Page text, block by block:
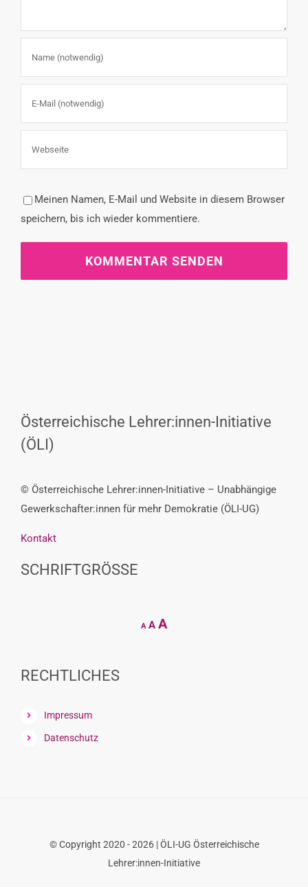
Meinen Namen, E-Mail und Website in diesem Browser
speichern, bis ich wieder kommentiere.
Österreichische Lehrer:innen-Initiative
(ÖLI)
© Österreichische Lehrer:innen-Initiative – Unabhängige
Gewerkschafter:innen für mehr Demokratie (ÖLI-UG)
Kontakt
SCHRIFTGRÖSSE
Decrease
AReset
AIncrease
RECHTLICHES
Impressum
Datenschutz
© Copyright 2020 - 2026 | ÖLI-UG Österreichische
Lehrer:innen-Initiative